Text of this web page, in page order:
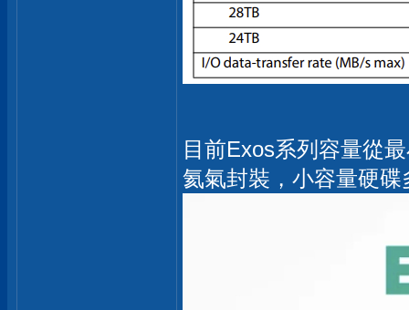
目前Exos系列容量從
氦氣封裝，小容量硬